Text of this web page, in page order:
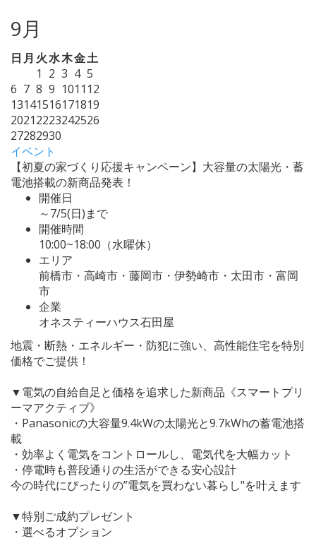
9月
日 月 火水木金土
1 2 3 4 5
6 7 8 9 1011 12
13141516171819
20212223242526
27282930
イベント
【初夏の家づくり応援キャンペーン】大容量の太陽光・蓄
電池搭載の新商品発表！
開催日
～7/5(日)まで
開催時間
10:00~18:00（水曜休）
エリア
前橋市・高崎市・藤岡市・伊勢崎市・太田市・富岡
市
企業
オネスティーハウス石田屋
地震・断熱・エネルギー・防犯に強い、高性能住宅を特別
価格でご提供！
▼電気の自給自足と価格を追求した新商品《スマートプリ
ーマアクティブ》
・Panasonicの大容量9.4kWの太陽光と9.7kWhの蓄電池搭
載
・効率よく電気をコントロールし、電気代を大幅カット
・停電時も普段通りの生活ができる安心設計
今の時代にぴったりの”電気を買わない暮らし"を叶えます
▼特別ご成約プレゼント
・選べるオプション